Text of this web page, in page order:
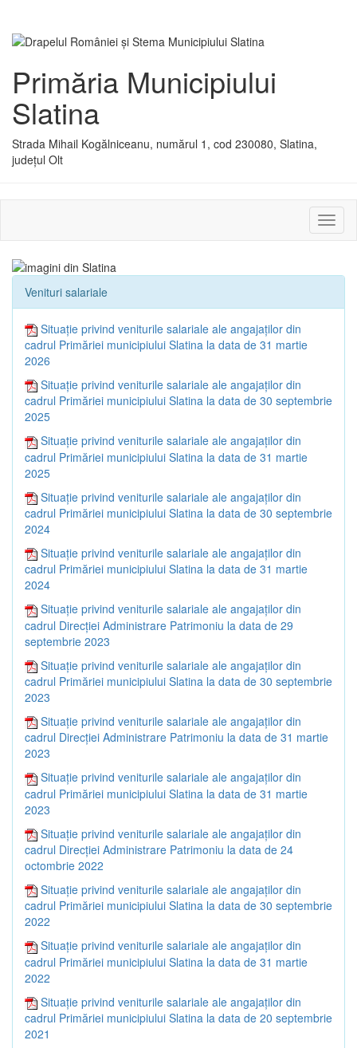
Primăria Municipiului
Slatina
Strada Mihail Kogălniceanu, numărul 1, cod 230080, Slatina,
județul Olt
sau
Venituri salariale
Situație privind veniturile salariale ale angajaților din
cadrul Primăriei municipiului Slatina la data de 31 martie
2026
Situație privind veniturile salariale ale angajaților din
cadrul Primăriei municipiului Slatina la data de 30 septembrie
2025
Situație privind veniturile salariale ale angajaților din
cadrul Primăriei municipiului Slatina la data de 31 martie
2025
Situație privind veniturile salariale ale angajaților din
cadrul Primăriei municipiului Slatina la data de 30 septembrie
2024
Situație privind veniturile salariale ale angajaților din
cadrul Primăriei municipiului Slatina la data de 31 martie
2024
Situație privind veniturile salariale ale angajaților din
cadrul Direcției Administrare Patrimoniu la data de 29
septembrie 2023
Situație privind veniturile salariale ale angajaților din
cadrul Primăriei municipiului Slatina la data de 30 septembrie
2023
Situație privind veniturile salariale ale angajaților din
cadrul Direcției Administrare Patrimoniu la data de 31 martie
2023
Situație privind veniturile salariale ale angajaților din
cadrul Primăriei municipiului Slatina la data de 31 martie
2023
Situație privind veniturile salariale ale angajaților din
cadrul Direcției Administrare Patrimoniu la data de 24
octombrie 2022
Situație privind veniturile salariale ale angajaților din
cadrul Primăriei municipiului Slatina la data de 30 septembrie
2022
Situație privind veniturile salariale ale angajaților din
cadrul Primăriei municipiului Slatina la data de 31 martie
2022
Situație privind veniturile salariale ale angajaților din
cadrul Primăriei municipiului Slatina la data de 20 septembrie
2021